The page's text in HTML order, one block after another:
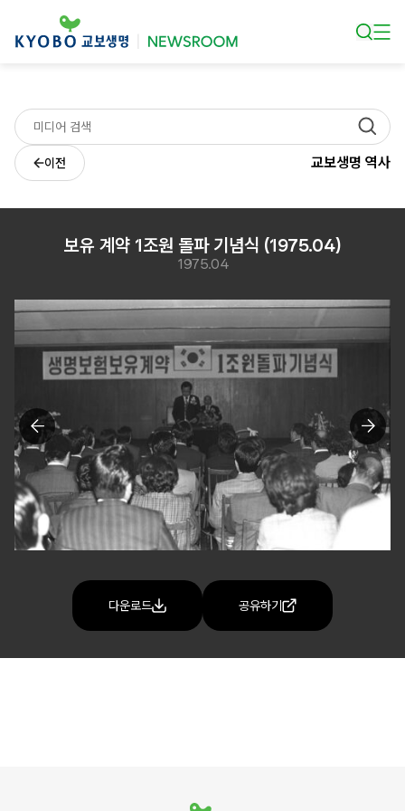
이전 교보생명 역사
보유 계약 1조원 돌파 기념식 (1975.04)
1975.04
다운로드 공유하기